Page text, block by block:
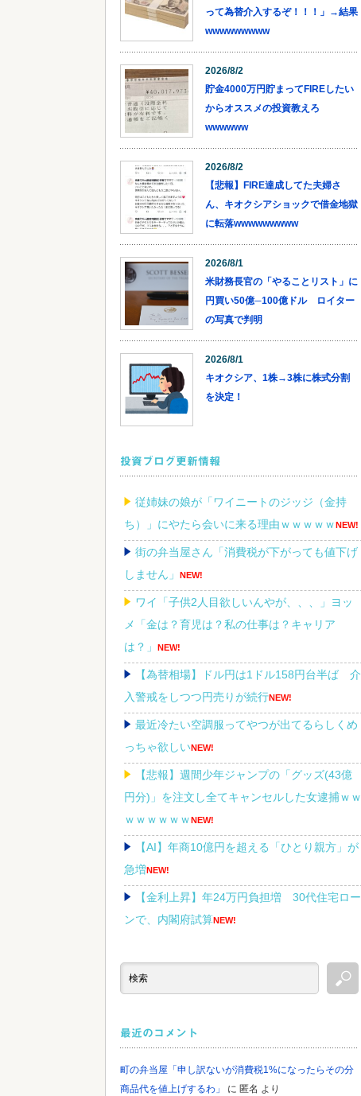
って為替介入するぞ！！！」→結果
wwwwwwwww
2026/8/2
貯金4000万円貯まってFIREしたい
からオススメの投資教えろ
wwwwww
2026/8/2
【悲報】FIRE達成してた夫婦さ
ん、キオクシアショックで借金地獄
に転落wwwwwwwww
2026/8/1
米財務長官の「やることリスト」に
円買い50億─100億ドル ロイター
の写真で判明
2026/8/1
キオクシア、1株→3株に株式分割
を決定！
投資ブログ更新情報
従姉妹の娘が「ワイニートのジッジ（金持
ち）」にやたら会いに来る理由ｗｗｗｗｗNEW!
街の弁当屋さん「消費税が下がっても値下げ
しません」
NEW!
ワイ「子供2人目欲しいんやが、、、」ヨッ
メ「金は？育児は？私の仕事は？キャリア
は？」
NEW!
【為替相場】ドル円は1ドル158円台半ば 介
入警戒をしつつ円売りが続行NEW!
最近冷たい空調服ってやつが出てるらしくめ
っちゃ欲しいNEW!
【悲報】週間少年ジャンプの「グッズ(43億
円分)」を注文し全てキャンセルした女逮捕ｗｗ
ｗｗｗｗｗｗNEW!
【AI】年商10億円を超える「ひとり親方」が
急増NEW!
【金利上昇】年24万円負担増 30代住宅ロー
ンで、内閣府試算NEW!
NEW!
最近のコメント
町の弁当屋「申し訳ないが消費税1%になったらその分
商品代を値上げするわ」
に 匿名 より